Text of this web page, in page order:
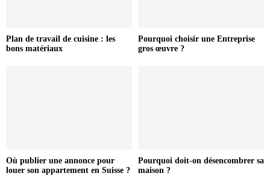
Plan de travail de cuisine : les
bons matériaux
Pourquoi choisir une Entreprise
gros œuvre ?
Où publier une annonce pour
louer son appartement en Suisse ?
Pourquoi doit-on désencombrer sa
maison ?